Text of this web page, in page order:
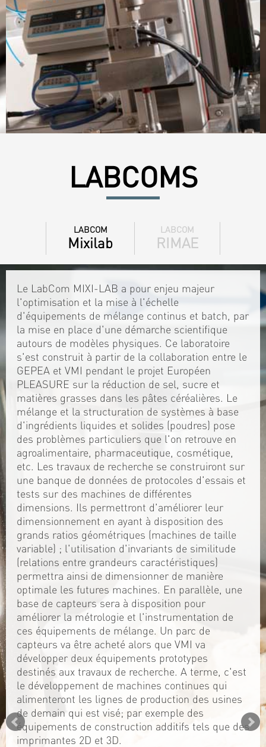
LABCOMS
LABCOM
Mixilab
LABCOM
RIMAE
Le LabCom MIXI-LAB a pour enjeu majeur
l'optimisation et la mise à l'échelle
d'équipements de mélange continus et batch, par
la mise en place d'une démarche scientifique
autours de modèles physiques. Ce laboratoire
s'est construit à partir de la collaboration entre le
GEPEA et VMI pendant le projet Européen
PLEASURE sur la réduction de sel, sucre et
matières grasses dans les pâtes céréalières. Le
mélange et la structuration de systèmes à base
d'ingrédients liquides et solides (poudres) pose
des problèmes particuliers que l'on retrouve en
agroalimentaire, pharmaceutique, cosmétique,
etc. Les travaux de recherche se construiront sur
une banque de données de protocoles d'essais et
tests sur des machines de différentes
dimensions. Ils permettront d'améliorer leur
dimensionnement en ayant à disposition des
grands ratios géométriques (machines de taille
variable) ; l'utilisation d'invariants de similitude
(relations entre grandeurs caractéristiques)
permettra ainsi de dimensionner de manière
optimale les futures machines. En parallèle, une
base de capteurs sera à disposition pour
améliorer la métrologie et l'instrumentation de
ces équipements de mélange. Un parc de
capteurs va être acheté alors que VMI va
développer deux équipements prototypes
destinés aux travaux de recherche. A terme, c'est
le développement de machines continues qui
alimenteront les lignes de production des usines
de demain qui est visé; par exemple des
équipements de construction additifs tels que des
imprimantes 2D et 3D.